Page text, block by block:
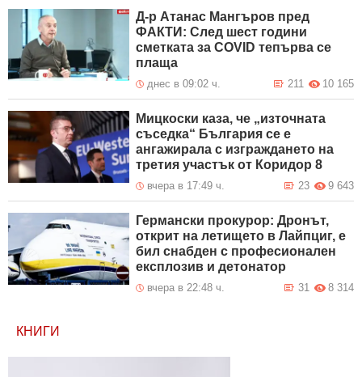
Д-р Атанас Мангъров пред
ФАКТИ: След шест години
сметката за COVID тепърва се
плаща
днес в 09:02 ч. 10 165
211
Мицкоски каза, че „източната
съседка“ България се е
ангажирала с изграждането на
третия участък от Коридор 8
вчера в 17:49 ч. 9 643
23
Германски прокурор: Дронът,
открит на летището в Лайпциг, е
бил снабден с професионален
експлозив и детонатор
вчера в 22:48 ч. 8 314
31
КНИГИ